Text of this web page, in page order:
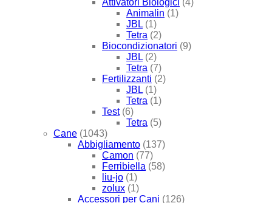
Attivatori Biologici (4)
Animalin (1)
JBL (1)
Tetra (2)
Biocondizionatori (9)
JBL (2)
Tetra (7)
Fertilizzanti (2)
JBL (1)
Tetra (1)
Test (6)
Tetra (5)
Cane (1043)
Abbigliamento (137)
Camon (77)
Ferribiella (58)
liu-jo (1)
zolux (1)
Accessori per Cani (126)